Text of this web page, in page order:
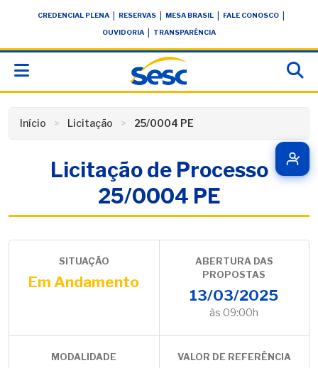
conteúdoCREDENCIAL PLENA RESERVAS MESA BRASIL FALE CONOSCO
OUVIDORIA TRANSPARÊNCIA
Início Licitação 25/0004 PE
Licitação de Processo
25/0004 PE
SITUAÇÃO
Em Andamento
ABERTURA DAS
PROPOSTAS
13/03/2025
às 09:00h
MODALIDADE VALOR DE REFERÊNCIA